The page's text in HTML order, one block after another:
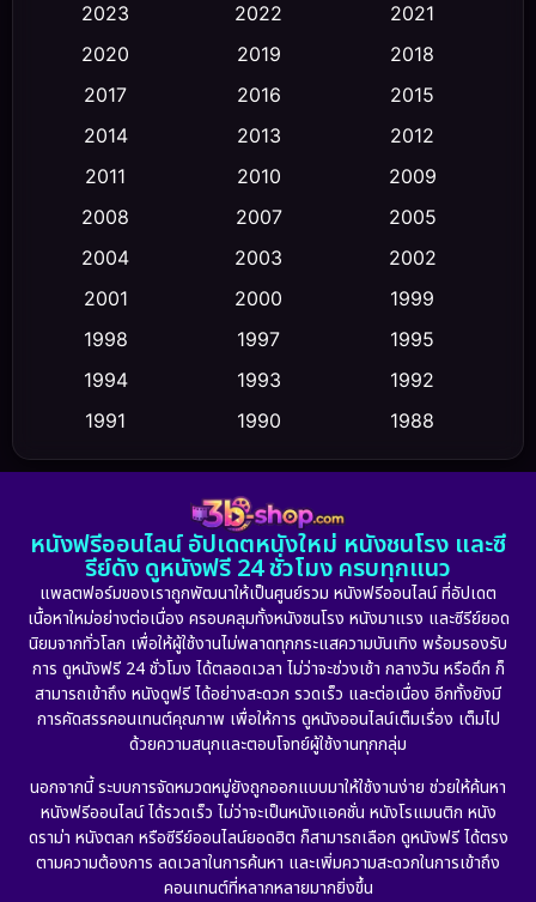
Classic หนังคลาสสิก (23)
Comedy ตลก (458)
Conspiracy
Crime อาชญากรรม (347)
Culture (23)
Dance เต้น
Detective สืบสวน (5)
Detective สืบสวน (56)
Disaster (10)
Disney+ (21)
Drama ดราม่า (882)
Dystopian (17)
2023
2022
2021
2020
2019
2018
2017
2016
2015
2014
2013
2012
2011
2010
2009
2008
2007
2005
2004
2003
2002
2001
2000
1999
1998
1997
1995
1994
1993
1992
1991
1990
1988
1986
1985
1983
1981
1974
1971 1962
หนังฟรีออนไลน์ อัปเดตหนังใหม่ หนังชนโรง และซี
รีย์ดัง ดูหนังฟรี 24 ชั่วโมง ครบทุกแนว
แพลตฟอร์มของเราถูกพัฒนาให้เป็นศูนย์รวม หนังฟรีออนไลน์ ที่อัปเดต
เนื้อหาใหม่อย่างต่อเนื่อง ครอบคลุมทั้งหนังชนโรง หนังมาแรง และซีรีย์ยอด
นิยมจากทั่วโลก เพื่อให้ผู้ใช้งานไม่พลาดทุกกระแสความบันเทิง พร้อมรองรับ
การ ดูหนังฟรี 24 ชั่วโมง ได้ตลอดเวลา ไม่ว่าจะช่วงเช้า กลางวัน หรือดึก ก็
สามารถเข้าถึง หนังดูฟรี ได้อย่างสะดวก รวดเร็ว และต่อเนื่อง อีกทั้งยังมี
การคัดสรรคอนเทนต์คุณภาพ เพื่อให้การ ดูหนังออนไลน์เต็มเรื่อง เต็มไป
ด้วยความสนุกและตอบโจทย์ผู้ใช้งานทุกกลุ่ม
นอกจากนี้ ระบบการจัดหมวดหมู่ยังถูกออกแบบมาให้ใช้งานง่าย ช่วยให้ค้นหา
หนังฟรีออนไลน์ ได้รวดเร็ว ไม่ว่าจะเป็นหนังแอคชั่น หนังโรแมนติก หนัง
ดราม่า หนังตลก หรือซีรีย์ออนไลน์ยอดฮิต ก็สามารถเลือก ดูหนังฟรี ได้ตรง
ตามความต้องการ ลดเวลาในการค้นหา และเพิ่มความสะดวกในการเข้าถึง
คอนเทนต์ที่หลากหลายมากยิ่งขึ้น